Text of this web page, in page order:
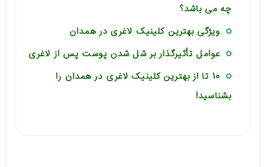
چه می باشد؟
ویژگی بهترین کلینیک لاغری در همدان
عوامل تأثیرگذار بر شل شدن پوست پس از لاغری
10 تا از بهترین کلینیک لاغری در همدان را
بشناسید!